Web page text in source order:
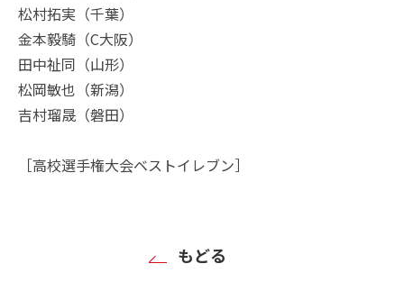
松村拓実（千葉）
金本毅騎（C大阪）
田中祉同（山形）
松岡敏也（新潟）
吉村瑠晟（磐田）
［高校選手権大会ベストイレブン］
もどる